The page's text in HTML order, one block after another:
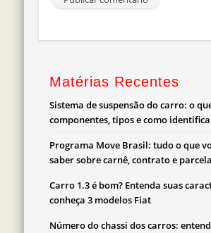
Matérias Recentes
Sistema de suspensão do carro: o
componentes, tipos e como
Programa Move Brasil: tudo o que
saber sobre carnê, contrato e
Carro 1.3 é bom? Entenda suas
conheça 3 modelos Fiat
Número do chassi dos carros: